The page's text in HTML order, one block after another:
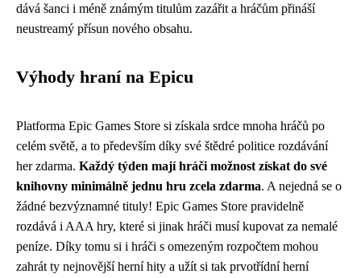
dává šanci i méně známým titulům zazářit a hráčům přináší
neustreamý přísun nového obsahu.
Výhody hraní na Epicu
Platforma Epic Games Store si získala srdce mnoha hráčů po
celém světě, a to především díky své štědré politice rozdávání
her zdarma. Každý týden mají hráči možnost získat do své
knihovny minimálně jednu hru zcela zdarma. A nejedná se o
žádné bezvýznamné tituly! Epic Games Store pravidelně
rozdává i AAA hry, které si jinak hráči musí kupovat za nemalé
peníze. Díky tomu si i hráči s omezeným rozpočtem mohou
zahrát ty nejnovější herní hity a užít si tak prvotřídní herní